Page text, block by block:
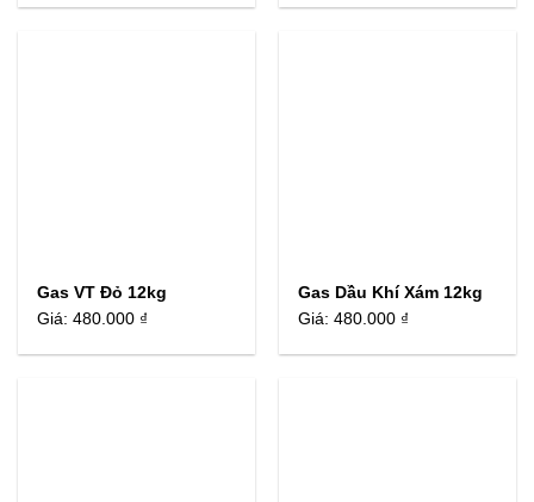
Gas VT Đỏ 12kg
Giá:480.000 ₫
Gas Dầu Khí Xám 12kg
Giá:480.000 ₫